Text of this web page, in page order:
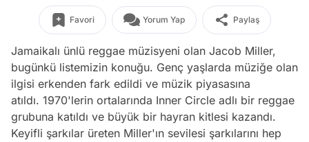
Favori Yorum Yap Paylaş
Jamaikalı ünlü reggae müzisyeni olan Jacob Miller,
bugünkü listemizin konuğu. Genç yaşlarda müziğe olan
ilgisi erkenden fark edildi ve müzik piyasasına
atıldı. 1970'lerin ortalarında Inner Circle adlı bir reggae
grubuna katıldı ve büyük bir hayran kitlesi kazandı.
Keyifli şarkılar üreten Miller'ın sevilesi şarkılarını hep